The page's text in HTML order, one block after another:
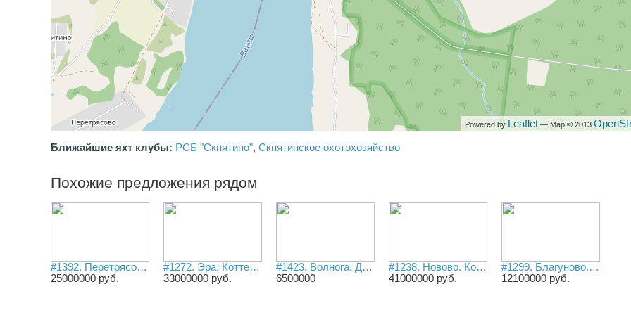
сразу за участком. Здесь лесопарковая зона дома отдыха
Фонвизино переходит в лесной массив, который
раскинулся на многие километры вдоль берега Волги.
Выгодное расположение. Деревня жилая. До Калязина
около 12 км. От МКАД 180 км.
Powered by Leaflet — Map © 2013
Ближайшие яхт клубы: РСБ "Скнятино", Скнятинское охотохозяйство
Похожие предложения рядом
#1392. Перетрясово. Барнхаус 94 м2 на участке 14 соток с ПРИЧАЛОМ на берегу Волги.
25000000 руб.
#1272. Эра. Коттедж 219 м2 с участком 30 соток в элитном КП на берегу Эры.
33000000 руб.
#1423. Волнога. Дом 70 м2 с участком 11 соток на берегу Нерли/Волнушки.
6500000
#1238. Новово. Коттедж 220 м2 с участком 13 соток на 1-й линии Эры с причалом.
41000000 руб.
#1299. Благуново. Дом 130 м2 на участке 14 соток с пляжем и причалом на берегу Эры.
12100000 руб.